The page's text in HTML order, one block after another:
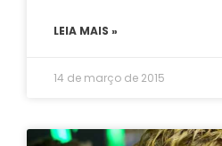
LEIA MAIS »
14 de março de 2015